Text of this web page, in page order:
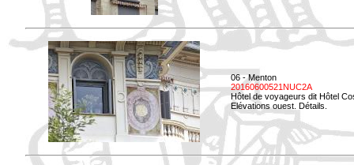
06 - Menton
20160600521NUC2A
Hôtel de voyageurs dit Hôtel
Elévations ouest. Détails.